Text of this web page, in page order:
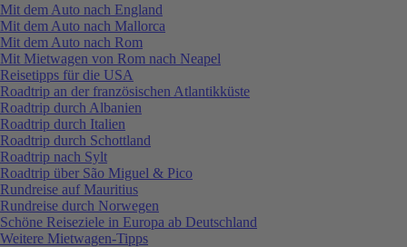
Mit dem Auto nach England
Mit dem Auto nach Mallorca
Mit dem Auto nach Rom
Mit Mietwagen von Rom nach Neapel
Reisetipps für die USA
Roadtrip an der französischen Atlantikküste
Roadtrip durch Albanien
Roadtrip durch Italien
Roadtrip durch Schottland
Roadtrip nach Sylt
Roadtrip über São Miguel & Pico
Rundreise auf Mauritius
Rundreise durch Norwegen
Schöne Reiseziele in Europa ab Deutschland
Weitere Mietwagen-Tipps